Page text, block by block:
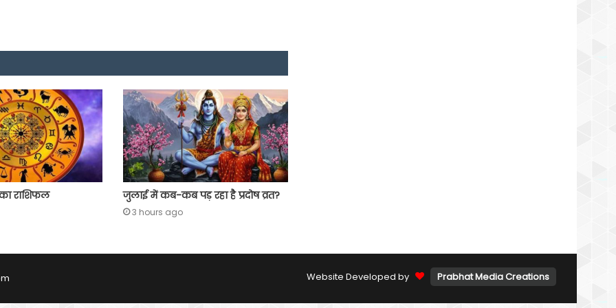
राशिफल जुलाई में कब-कब पड़ रहा है प्रदोष व्रत?
3 hours ago
Website Developed by Prabhat Media Creations